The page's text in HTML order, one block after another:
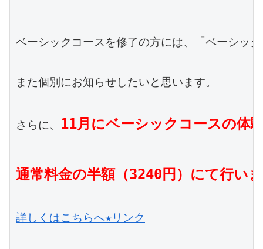
ベーシックコースを修了の方には、「ベーシッ
また個別にお知らせしたいと思います。
さらに、 11月にベーシックコースの体
詳しくはこちらへ★リンク